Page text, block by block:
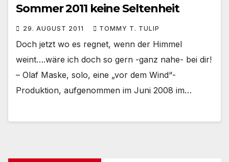
Sommer 2011 keine Seltenheit
29. AUGUST 2011 TOMMY T. TULIP
Doch jetzt wo es regnet, wenn der Himmel
weint….wäre ich doch so gern -ganz nahe- bei dir!
– Olaf Maske, solo, eine „vor dem Wind“-
Produktion, aufgenommen im Juni 2008 im…